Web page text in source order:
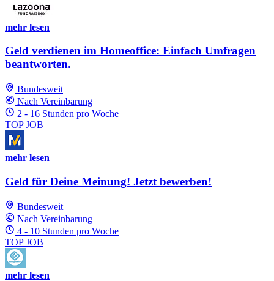
mehr lesen
Geld verdienen im Homeoffice: Einfach Umfragen
beantworten.
Bundesweit
Nach Vereinbarung
2 - 16 Stunden pro Woche
TOP JOB
mehr lesen
Geld für Deine Meinung! Jetzt bewerben!
Bundesweit
Nach Vereinbarung
4 - 10 Stunden pro Woche
TOP JOB
mehr lesen